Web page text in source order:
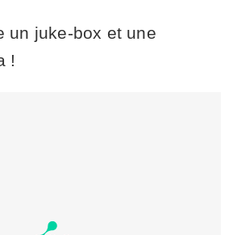
un juke-box et une
!